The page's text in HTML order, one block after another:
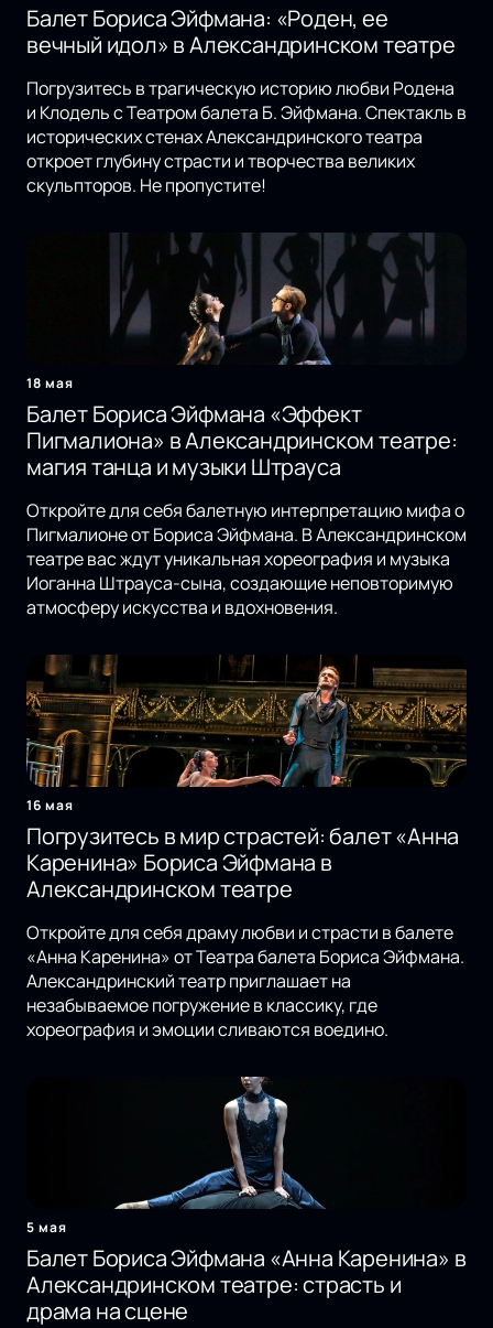
Балет Бориса Эйфмана: «Роден, ее
вечный идол» в Александринском театре
Погрузитесь в трагическую историю любви Родена
и Клодель с Театром балета Б. Эйфмана. Спектакль в
исторических стенах Александринского театра
откроет глубину страсти и творчества великих
скульпторов. Не пропустите!
18 мая
Балет Бориса Эйфмана «Эффект
Пигмалиона» в Александринском театре:
магия танца и музыки Штрауса
Откройте для себя балетную интерпретацию мифа о
Пигмалионе от Бориса Эйфмана. В Александринском
театре вас ждут уникальная хореография и музыка
Иоганна Штрауса-сына, создающие неповторимую
атмосферу искусства и вдохновения.
16 мая
Погрузитесь в мир страстей: балет «Анна
Каренина» Бориса Эйфмана в
Александринском театре
Откройте для себя драму любви и страсти в балете
«Анна Каренина» от Театра балета Бориса Эйфмана.
Александринский театр приглашает на
незабываемое погружение в классику, где
хореография и эмоции сливаются воедино.
5 мая
Балет Бориса Эйфмана «Анна Каренина» в
Александринском театре: страсть и
драма на сцене